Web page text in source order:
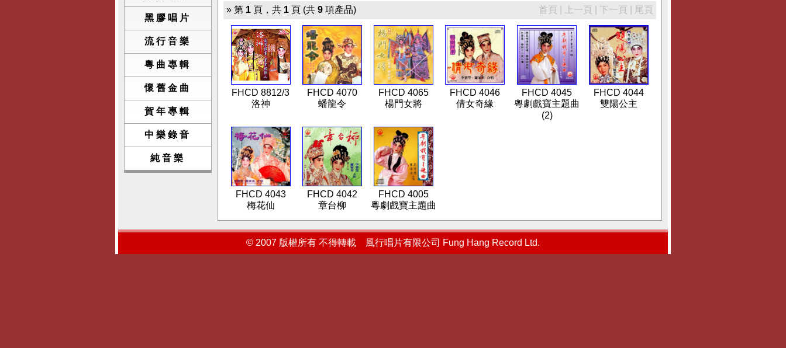
黑膠唱片
流行音樂
粵曲專輯
懷舊金曲
賀年專輯
中樂錄音
純音樂
» 第 1 頁，共 1 頁 (共 9 項產品) 首頁 | 上一頁 | 下一頁 | 尾頁
FHCD 8812/3
洛神
FHCD 4070
蟠龍令
FHCD 4065
楊門女將
FHCD 4046
倩女奇緣
FHCD 4045
粵劇戲寶主題曲
(2)
FHCD 4044
雙陽公主
FHCD 4043
梅花仙
FHCD 4042
章台柳
FHCD 4005
粵劇戲寶主題曲
© 2007 版權所有 不得轉載 風行唱片有限公司 Fung Hang Record Ltd.